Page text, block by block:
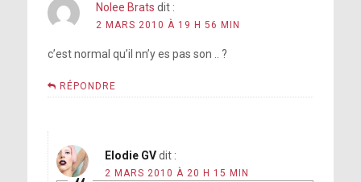
Nolee Brats dit :
2 MARS 2010 À 19 H 56 MIN
c’est normal qu’il nn’y es pas son .. ?
RÉPONDRE
Elodie GV dit :
2 MARS 2010 À 20 H 15 MIN